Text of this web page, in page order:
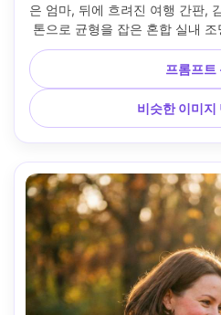
은 엄마, 뒤에 흐려진 여행 간판,
톤으로 균형을 잡은 혼합 실내
직한 다큐멘터리 프레임, 배경
선명한 초점, 사실적인 하이라이
-ar
프롬프트
비슷한 이미